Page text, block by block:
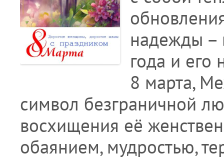
надежды –
года и его
8 марта,
символ безграничной
восхищения её
обаянием, мудростью,